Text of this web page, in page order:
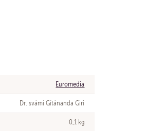
Euromedia
Dr. svámí Gítánanda Giri
0,1 kg